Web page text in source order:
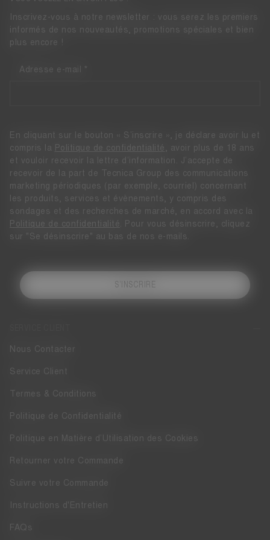
Nous Contacter
Service Client
Termes & Conditions
Politique de Confidentialité
Politique en Matière d’Utilisation des Cookies
Retourner votre Commande
Suivre votre Commande
Instructions d'Entretien
FAQs
Inscrivez-vous à notre newsletter : vous serez les premiers
informés de nos nouveautés, promotions spéciales et bien
plus encore !
Adresse e-mail
En cliquant sur le bouton « S’inscrire », je déclare avoir lu et
compris la
Politique de confidentialité, avoir plus de 18 ans
et vouloir recevoir la lettre d’information. J’accepte de
recevoir de la part de Tecnica Group des communications
marketing périodiques (par exemple, courriel) concernant
les produits, services et évènements, y compris des
sondages et des recherches de marché, en accord avec la
Politique de confidentialité
. Pour vous désinscrire, cliquez
sur "Se désinscrire" au bas de nos e-mails.
S’INSCRIRE